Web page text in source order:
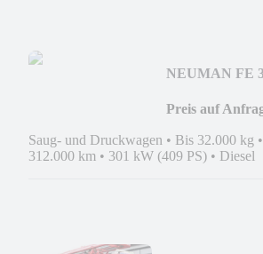
NEUMAN FE
Preis auf
Saug- und Druckwagen • Bis 32.000 kg •
312.000 km • 301 kW (409 PS) • Diesel